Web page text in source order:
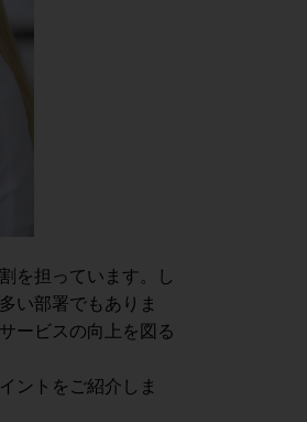
を担っています。し
い部署でもありま
ービスの向上を図る
ントをご紹介しま